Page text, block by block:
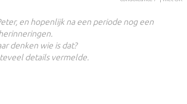
en hopenlijk na een periode nog een
denken wie is dat?
details vermelde.